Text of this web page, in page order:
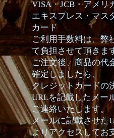
VISA・JCB・アメリ
エキスプレス・マス
カード
ご利用手数料は、弊
て負担させて頂きま
ご注文後、商品の代
確定しましたら、
クレジットカードの
URLを記載したメー
ご連絡いたします。
メールに記載させた
よりアクセスしてお